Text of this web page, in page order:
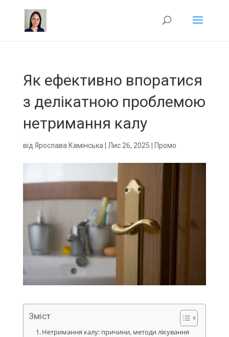
Як ефективно впоратися
з делікатною проблемою
нетримання калу
від Ярослава Камінська Лис 26, 2025 Промо
Зміст
Нетримання калу: причини, методи лікування